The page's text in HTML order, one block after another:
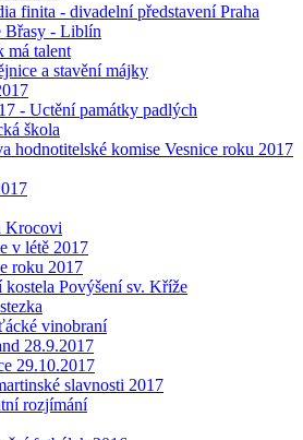
finita - divadelní představení Praha
Břasy - Liblín
má talent
a stavění májky
- Uctění památky padlých
škola
hodnotitelské komise Vesnice roku 2017
Krocovi
v létě 2017
roku 2017
Povýšení sv. Kříže
vinobraní
28.9.2017
29.10.2017
slavnosti 2017
rozjímání